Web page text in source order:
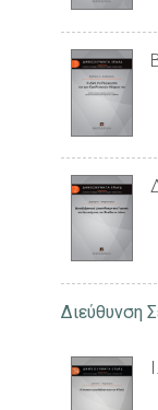
Διεύθυνση